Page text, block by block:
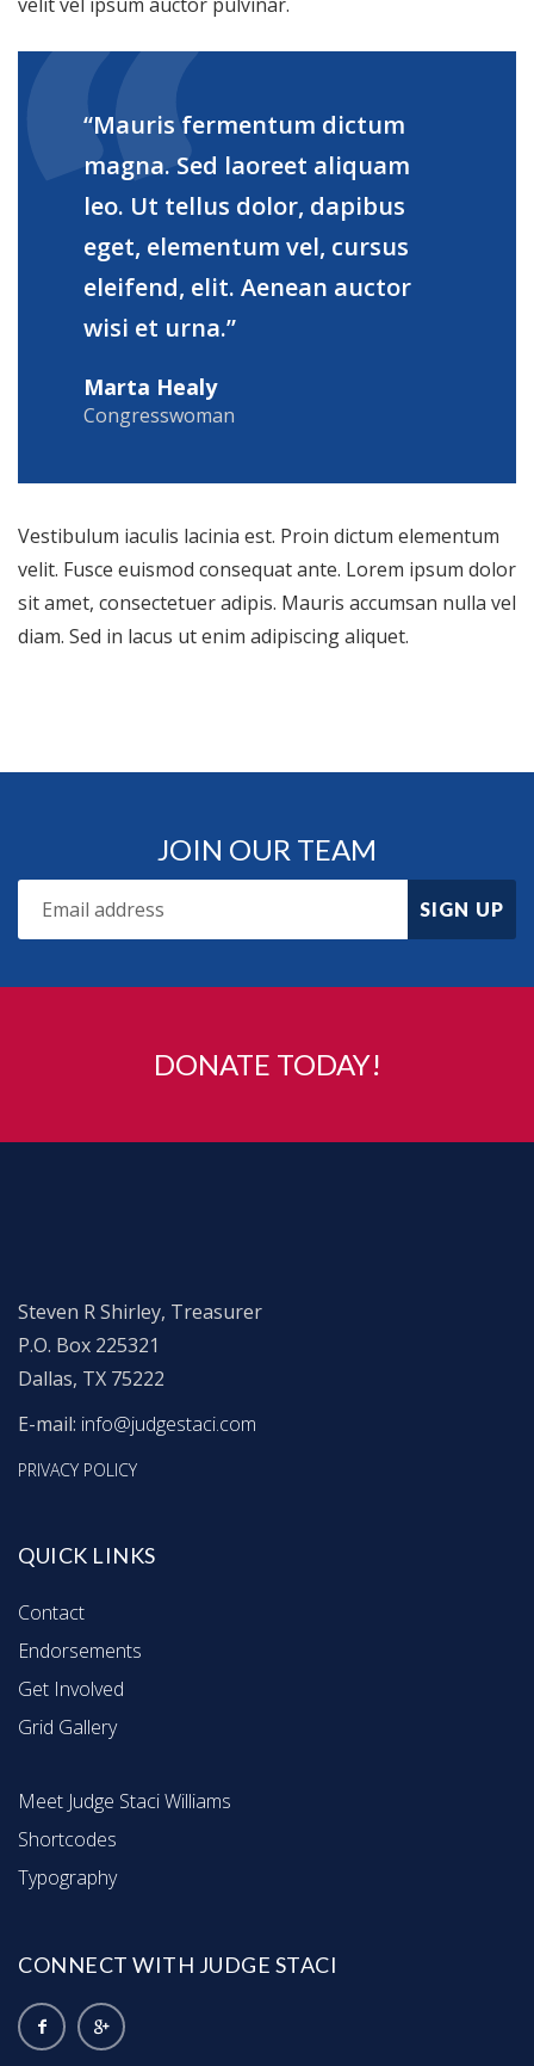
“Mauris fermentum dictum
magna. Sed laoreet aliquam
leo. Ut tellus dolor, dapibus
eget, elementum vel, cursus
eleifend, elit. Aenean auctor
wisi et urna.”
Marta Healy
Congresswoman
Vestibulum iaculis lacinia est. Proin dictum elementum
velit. Fusce euismod consequat ante. Lorem ipsum dolor
sit amet, consectetuer adipis. Mauris accumsan nulla vel
diam. Sed in lacus ut enim adipiscing aliquet.
JOIN OUR TEAM
SIGN UP
DONATE TODAY!
Steven R Shirley, Treasurer
P.O. Box 225321
Dallas, TX 75222
E-mail: info@judgestaci.com
PRIVACY POLICY
QUICK LINKS
Contact
Endorsements
Get Involved
Grid Gallery
Meet Judge Staci Williams
Shortcodes
Typography
CONNECT WITH JUDGE STACI